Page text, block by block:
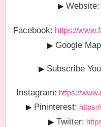
▶ Website:
Facebook: https://
▶ Google
▶ Subscribe
Instagram: https://
▶ Pininterest:
▶ Twitter: